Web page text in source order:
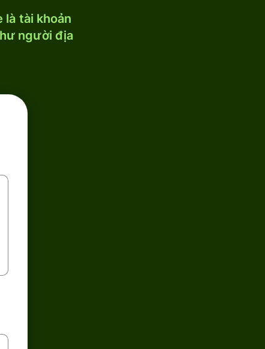
là tài khoản
người địa